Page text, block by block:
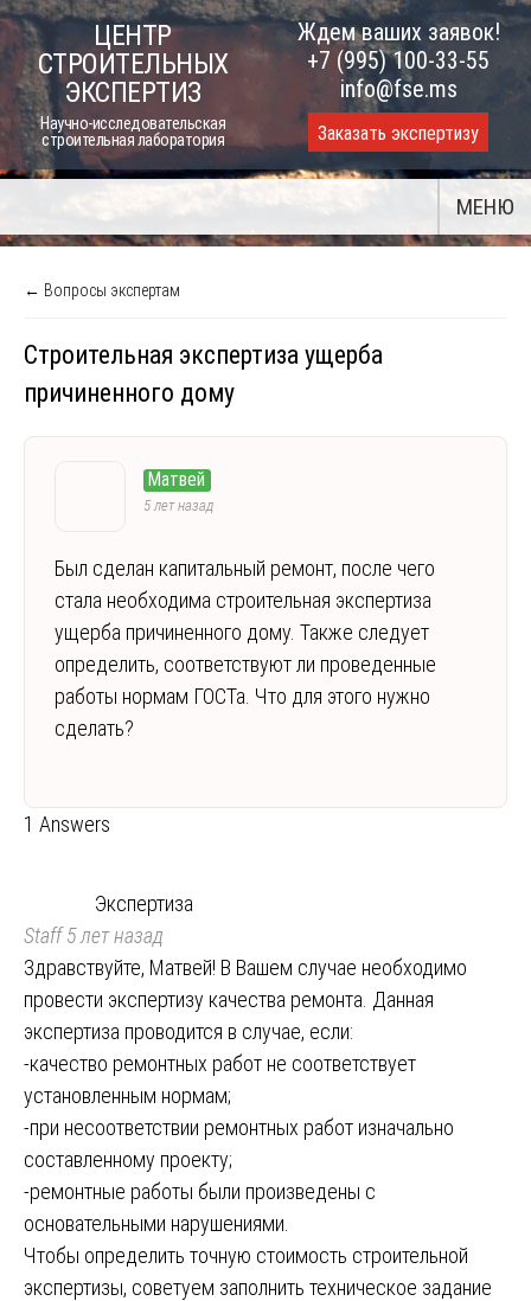
Skip
to
content
ЦЕНТР
СТРОИТЕЛЬНЫХ
ЭКСПЕРТИЗ
Научно-исследовательская
строительная лаборатория
Ждем ваших заявок!
+7 (995) 100-33-55
info@fse.ms
Заказать экспертизу
МЕНЮ
← Вопросы экспертам
Строительная экспертиза ущерба
причиненного дому
Матвей
5 лет назад
Был сделан капитальный ремонт, после чего
стала необходима строительная экспертиза
ущерба причиненного дому. Также следует
определить, соответствуют ли проведенные
работы нормам ГОСТа. Что для этого нужно
сделать?
1 Answers
Экспертиза
Staff5 лет назад
Здравствуйте, Матвей! В Вашем случае необходимо
провести экспертизу качества ремонта. Данная
экспертиза проводится в случае, если:
-качество ремонтных работ не соответствует
установленным нормам;
-при несоответствии ремонтных работ изначально
составленному проекту;
-ремонтные работы были произведены с
основательными нарушениями.
Чтобы определить точную стоимость строительной
экспертизы, советуем заполнить техническое задание